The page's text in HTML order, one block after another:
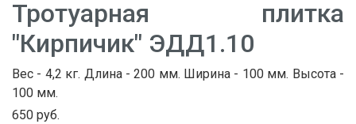
Тротуарная плитка
"Кирпичик" ЭДД1.10
Вес - 4,2 кг. Длина - 200 мм. Ширина - 100 мм. Высота -
100 мм.
650 руб.